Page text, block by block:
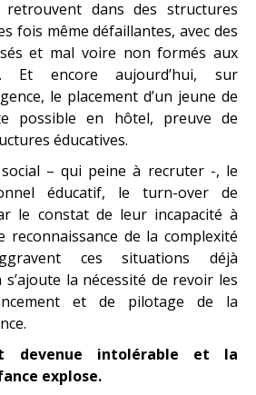
dans des structures
fois même défaillantes, avec des
et mal voire non formés aux
Et encore aujourd’hui, sur
le placement d’un jeune de
possible en hôtel, preuve de
éducatives.
– qui peine à recruter -, le
éducatif, le turn-over de
le constat de leur incapacité à
de la complexité
ces situations déjà
s’ajoute la nécessité de revoir les
et de pilotage de la
devenue intolérable et la
explose.